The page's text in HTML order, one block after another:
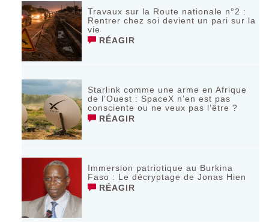
Travaux sur la Route nationale n°2 :
Rentrer chez soi devient un pari sur la
vie
RÉAGIR
Starlink comme une arme en Afrique
de l’Ouest : SpaceX n’en est pas
consciente ou ne veux pas l’être ?
RÉAGIR
Immersion patriotique au Burkina
Faso : Le décryptage de Jonas Hien
RÉAGIR